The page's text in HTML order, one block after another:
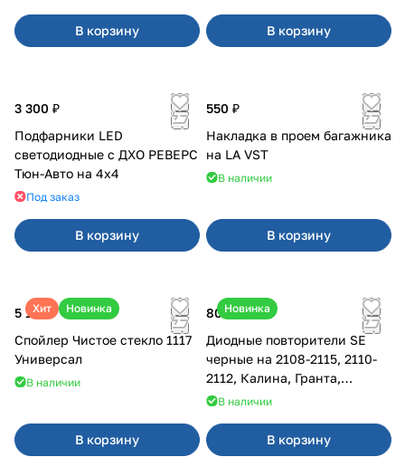
В корзину В корзину
3 300 ₽
Подфарники LED
светодиодные с ДХО РЕВЕРС
Тюн-Авто на 4x4
Под заказ
В корзину
550 ₽
Накладка в проем багажника
на LA VST
В наличии
В корзину
Хит Новинка
5 175 ₽
Спойлер Чистое стекло 1117
Универсал
В наличии
В корзину
Новинка
800 ₽
Диодные повторители SE
черные на 2108-2115, 2110-
2112, Калина, Гранта,
Приора
В наличии
В корзину